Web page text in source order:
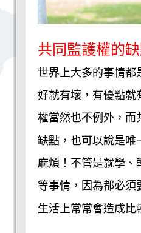
共同監護權的
世界上大多的事情都
好就有壞，有優點就
權當然也不例外，而
缺點，也可以說是唯
麻煩！不管是就學、
等事情，因為都必須
生活上常常會造成比